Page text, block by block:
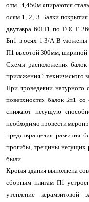
отм.+4,450м опираются
осям 1, 2, 3. Балки
двутавра 60Ш1 по ГОСТ
Бп1 в осях 1-3/А-В уложены
П1 высотой 300мм, шириной
Схемы расположения
приложения 3 технического
При проведении натурного
поверхностях балок Бп1
снижают несущую
необходимо провести
предотвращения развития
прогибы, трещины несущих
были.
Кровля здания выполнена
сборным плитам П1
утепление керамзитовой